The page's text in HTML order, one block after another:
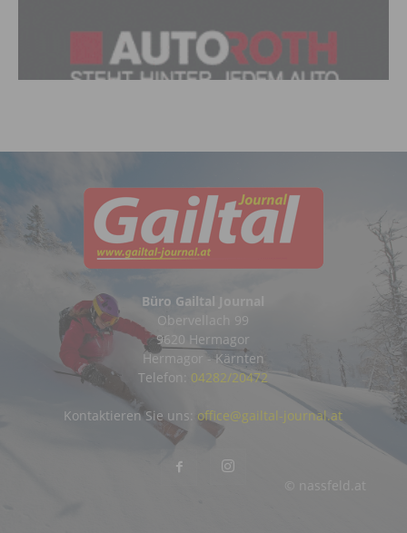
Büro Gailtal Journal
Obervellach 99
9620 Hermagor
Hermagor - Kärnten
Telefon: 04282/20472
© nassfeld.at
Kontaktieren Sie uns: office@gailtal-journal.at